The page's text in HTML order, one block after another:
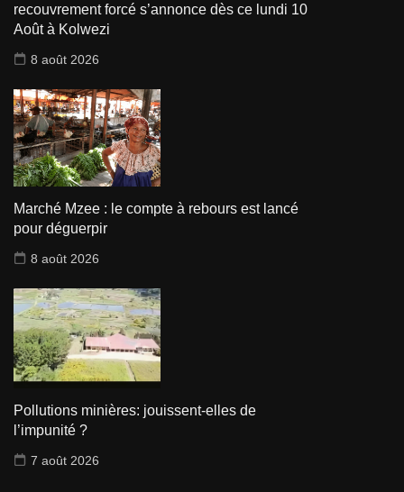
recouvrement forcé s’annonce dès ce lundi 10
Août à Kolwezi
8 août 2026
Marché Mzee : le compte à rebours est lancé
pour déguerpir
8 août 2026
Pollutions minières: jouissent-elles de
l’impunité ?
7 août 2026